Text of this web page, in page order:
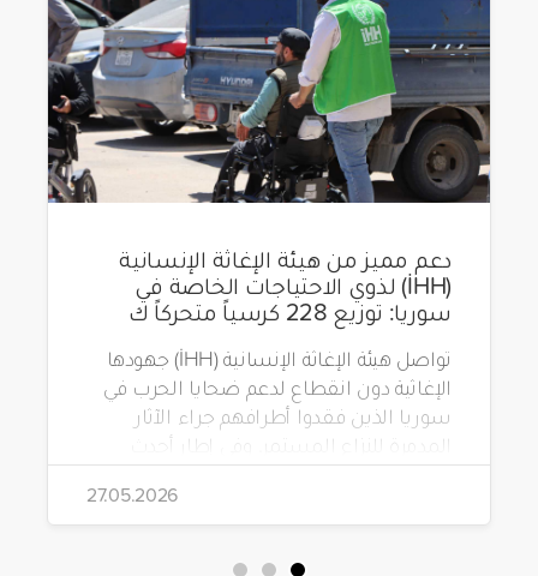
دعم مميز من هيئة الإغاثة الإنسانية
(İHH) لذوي الاحتياجات الخاصة في
سوريا: توزيع 228 كرسياً متحركاً ك
تواصل هيئة الإغاثة الإنسانية (İHH) جهودها
الإغاثية دون انقطاع لدعم ضحايا الحرب في
سوريا الذين فقدوا أطرافهم جراء الآثار
المدمرة للنزاع المستمر. وفي إطار أحدث
مشاريعها، قامت الهيئة بتوزيع 228 كرسياً
متحركاً كهربائياً على أشخاص من ذوي
الاحتياجات الخاصة يعيشون في ظروف
قاسية بمناطق دمشق، وحلب، وحماة،
27.05.2026